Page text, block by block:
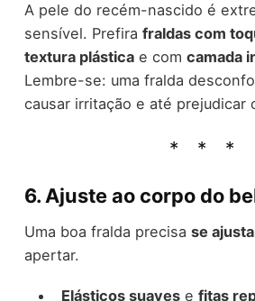
A pele do recém-nascido é
sensível. Prefira fraldas com
textura plásticae com camada
Lembre-se: uma fralda
causar irritação e até prejudicar
6. Ajuste ao corpo do
Uma boa fralda precisa se
apertar.
Elásticos suavese fitas